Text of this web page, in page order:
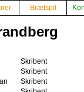
Brætspil
Skribent
Skribent
Skribent